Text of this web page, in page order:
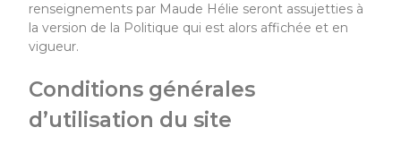
renseignements par Maude Hélie seront assujetties à
la version de la Politique qui est alors affichée et en
vigueur.
Conditions générales
d’utilisation du site